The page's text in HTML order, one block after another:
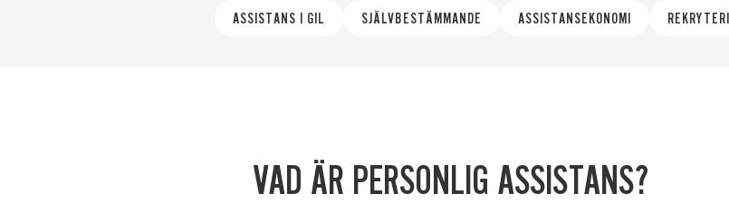
ASSISTANS I GIL SJÄLVBESTÄMMANDE ASSISTANSEKONOMI
VAD ÄR PERSONLIG ASSISTANS?